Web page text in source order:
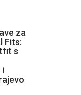
za
Fits:
s
i